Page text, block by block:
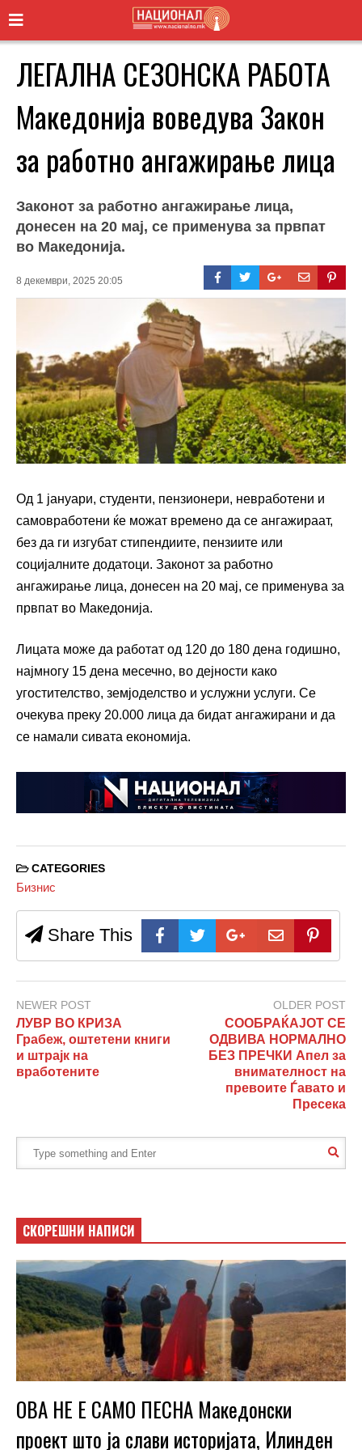
ЛЕГАЛНА СЕЗОНСКА РАБОТА
Македонија воведува Закон
за работно ангажирање лица
Законот за работно ангажирање лица,
донесен на 20 мај, се применува за првпат
во Македонија.
8 декември, 2025 20:05
Од 1 јануари, студенти, пензионери, невработени и
самовработени ќе можат времено да се ангажираат,
без да ги изгубат стипендиите, пензиите или
социјалните додатоци. Законот за работно
ангажирање лица, донесен на 20 мај, се применува за
првпат во Македонија.
Лицата може да работат од 120 до 180 дена годишно,
најмногу 15 дена месечно, во дејности како
угостителство, земјоделство и услужни услуги. Се
очекува преку 20.000 лица да бидат ангажирани и да
се намали сивата економија.
CATEGORIES
Бизнис
Share This
NEWER POST
ЛУВР ВО КРИЗА
Грабеж, оштетени книги
и штрајк на
вработените
OLDER POST
СООБРАЌАЈОТ СЕ
ОДВИВА НОРМАЛНО
БЕЗ ПРЕЧКИ Апел за
внимателност на
превоите Ѓавато и
Пресека
СКОРЕШНИ НАПИСИ
ОВА НЕ Е САМО ПЕСНА Македонски
проект што ја слави историјата, Илинден